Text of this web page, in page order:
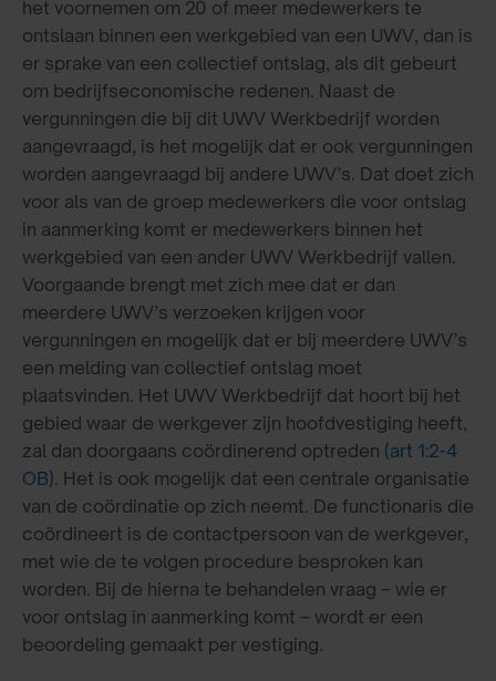
het voornemen om 20 of meer medewerkers te
ontslaan binnen een werkgebied van een UWV, dan is
er sprake van een collectief ontslag, als dit gebeurt
om bedrijfseconomische redenen. Naast de
vergunningen die bij dit UWV Werkbedrijf worden
aangevraagd, is het mogelijk dat er ook vergunningen
worden aangevraagd bij andere UWV’s. Dat doet zich
voor als van de groep medewerkers die voor ontslag
in aanmerking komt er medewerkers binnen het
werkgebied van een ander UWV Werkbedrijf vallen.
Voorgaande brengt met zich mee dat er dan
meerdere UWV’s verzoeken krijgen voor
vergunningen en mogelijk dat er bij meerdere UWV’s
een melding van collectief ontslag moet
plaatsvinden. Het UWV Werkbedrijf dat hoort bij het
gebied waar de werkgever zijn hoofdvestiging heeft,
zal dan doorgaans coördinerend optreden (art 1:2-4
OB). Het is ook mogelijk dat een centrale organisatie
van de coördinatie op zich neemt. De functionaris die
coördineert is de contactpersoon van de werkgever,
met wie de te volgen procedure besproken kan
worden. Bij de hierna te behandelen vraag – wie er
voor ontslag in aanmerking komt – wordt er een
beoordeling gemaakt per vestiging.